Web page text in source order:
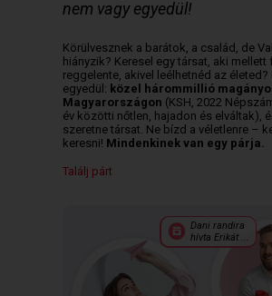
nem vagy egyedül!
Körülvesznek a barátok, a család, de
hiányzik? Keresel egy társat, aki
reggelente, akivel leélhetnéd az életed?
egyedül: közel hárommillió
Magyarországon (KSH, 2022
év közötti nőtlen, hajadon és elváltak),
szeretne társat. Ne bízd a véletlenre –
keresni! Mindenkinek van egy párja.
Találj párt
Dani randira
hívta Erikát ...